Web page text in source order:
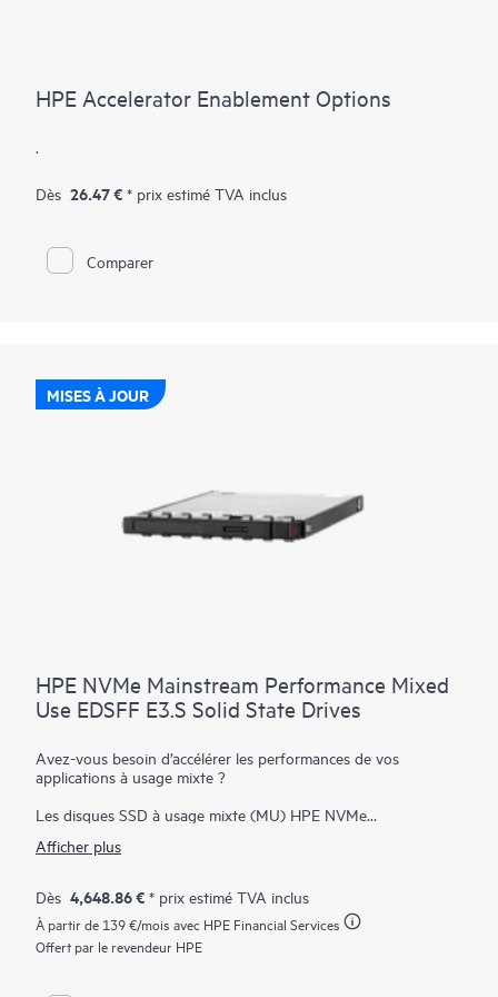
HPE Accelerator Enablement Options
Dès 26.47 € * prix estimé TVA inclus
Comparer
MISES À JOUR
HPE NVMe Mainstream Performance Mixed
Use EDSFF E3.S Solid State Drives
Avez-vous besoin d’accélérer les performances de vos
applications à usage mixte ?
Les disques SSD à usage mixte (MU) HPE NVMe
Datacenter Standard Form Factor) E3.S sont parfaitement
performance équilibrée entre les lectures et les écritures pour
fournir un haut niveau de performance et d’endurance aux
applications gourmandes en données. Les baies SSD NVMe
communiquent directement avec les applications par le biais du
Afficher plus
Dès 4,648.86 € * prix estimé TVA inclus
À partir de 139 €/mois avec HPE Financial Services
Offert par le revendeur HPE